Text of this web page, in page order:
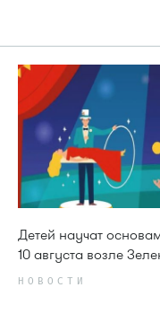
Детей научат
10 августа возле
НОВОСТИ